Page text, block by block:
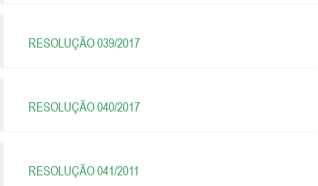
RESOLUÇÃO 039/2017
RESOLUÇÃO 040/2017
RESOLUÇÃO 041/2011